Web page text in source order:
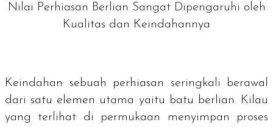
Nilai Perhiasan Berlian Sangat Dipengaruhi oleh
Kualitas dan Keindahannya
Keindahan sebuah perhiasan seringkali berawal
dari satu elemen utama yaitu batu berlian. Kilau
yang terlihat di permukaan menyimpan proses